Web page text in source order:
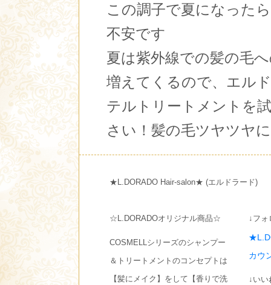
この調子で夏になった
不安です
夏は紫外線での髪の毛
増えてくるので、エル
テルトリートメントを
さい！髪の毛ツヤツヤ
★L.DORADO Hair-salon★ (エルドラード)
☆L.DORADOオリジナル商品☆
COSMELLシリーズのシャンプー
＆トリートメントのコンセプトは
【髪にメイク】をして【香りで洗
↓フ
カウ
↓い